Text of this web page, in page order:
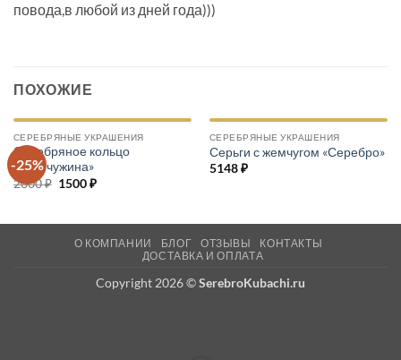
повода,в любой из дней года)))
ПОХОЖИЕ
-25%
СЕРЕБРЯНЫЕ УКРАШЕНИЯ
Серебряное кольцо
«Жемчужина»
2000₽ Первоначальная
1500₽Текущая
СЕРЕБРЯНЫЕ УКРАШЕНИЯ
Серьги с жемчугом «Серебро»
5148₽
О КОМПАНИИ БЛОГ ОТЗЫВЫ
КОНТАКТЫ
ДОСТАВКА И ОПЛАТА
Copyright 2026 ©SerebroKubachi.ru